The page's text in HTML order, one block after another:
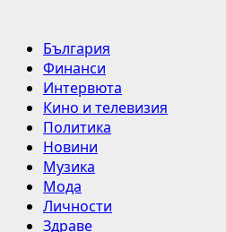
Primary
Menu
България
Финанси
Интервюта
Кино и телевизия
Политика
Новини
Музика
Мода
Личности
Здраве